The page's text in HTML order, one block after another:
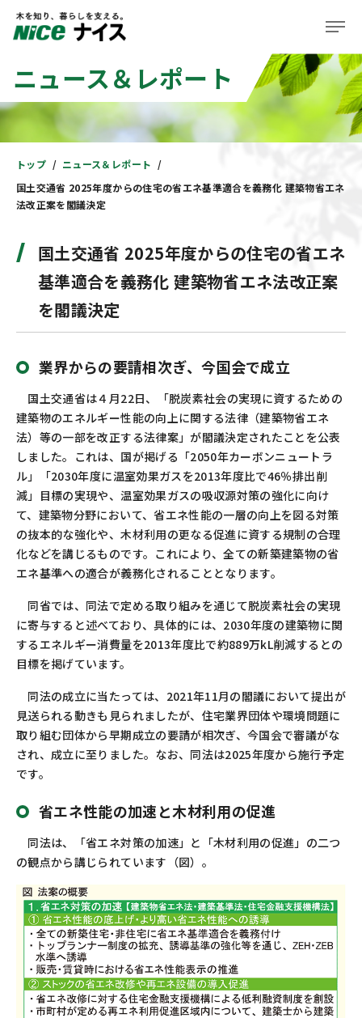
企業情報
事業紹介
サステナビリティ
採用情報
住まい
お問い合わせ カスタマーセンター
ニュース＆レポート
トップ
ニュース＆レポート
国土交通省 2025年度からの住宅の省エネ基準適合を義務化 建築物省エネ
法改正案を閣議決定
国土交通省 2025年度からの住宅の省エネ
基準適合を義務化 建築物省エネ法改正案
を閣議決定
業界からの要請相次ぎ、今国会で成立
国土交通省は４月22日、「脱炭素社会の実現に資するための
建築物のエネルギー性能の向上に関する法律（建築物省エネ
法）等の一部を改正する法律案」が閣議決定されたことを公表
しました。これは、国が掲げる「2050年カーボンニュートラ
ル」「2030年度に温室効果ガスを2013年度比で46％排出削
減」目標の実現や、温室効果ガスの吸収源対策の強化に向け
て、建築物分野において、省エネ性能の一層の向上を図る対策
の抜本的な強化や、木材利用の更なる促進に資する規制の合理
化などを講じるものです。これにより、全ての新築建築物の省
エネ基準への適合が義務化されることとなります。
同省では、同法で定める取り組みを通じて脱炭素社会の実現
に寄与すると述べており、具体的には、2030年度の建築物に関
するエネルギー消費量を2013年度比で約889万kL削減するとの
目標を掲げています。
同法の成立に当たっては、2021年11月の閣議において提出が
見送られる動きも見られましたが、住宅業界団体や環境問題に
取り組む団体から早期成立の要請が相次ぎ、今国会で審議がな
され、成立に至りました。なお、同法は2025年度から施行予定
です。
省エネ性能の加速と木材利用の促進
同法は、「省エネ対策の加速」と「木材利用の促進」の二つ
の観点から講じられています（図）。